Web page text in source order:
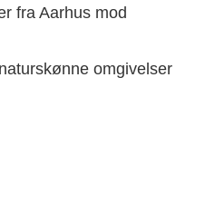
fra Aarhus mod
omgivelser